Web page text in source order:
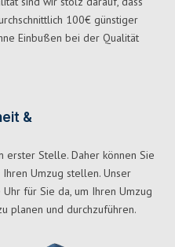
100€ günstiger
Einbußen bei der Qualität
&
erster Stelle. Daher können Sie
Umzug stellen. Unser
für Sie da, um Ihren Umzug
planen und durchzuführen.